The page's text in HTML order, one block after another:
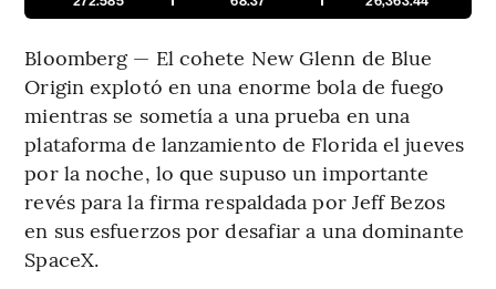
Bloomberg — El cohete New Glenn de Blue
Origin explotó en una enorme bola de fuego
mientras se sometía a una prueba en una
plataforma de lanzamiento de Florida el jueves
por la noche, lo que supuso un importante
revés para la firma respaldada por Jeff Bezos
en sus esfuerzos por desafiar a una dominante
SpaceX.